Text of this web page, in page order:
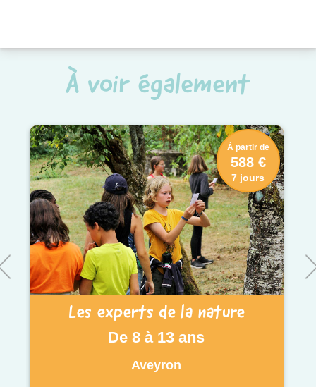
À voir également
Les experts de la nature
De 8 à 13 ans
Aveyron
À partir de
588 €
7 jours